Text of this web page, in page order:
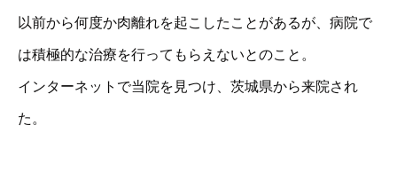
以前から何度か肉離れを起こしたことがあるが、病院で
は積極的な治療を行ってもらえないとのこと。
インターネットで当院を見つけ、茨城県から来院され
た。